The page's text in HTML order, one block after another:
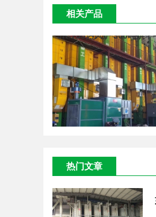
相关产品
JR-750热风炉 300吨烘干
热门文章